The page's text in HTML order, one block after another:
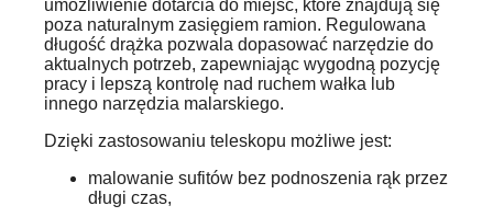
umożliwienie dotarcia do miejsc, które znajdują się
poza naturalnym zasięgiem ramion. Regulowana
długość drążka pozwala dopasować narzędzie do
aktualnych potrzeb, zapewniając wygodną pozycję
pracy i lepszą kontrolę nad ruchem wałka lub
innego narzędzia malarskiego.
Dzięki zastosowaniu teleskopu możliwe jest:
malowanie sufitów bez podnoszenia rąk przez
długi czas,